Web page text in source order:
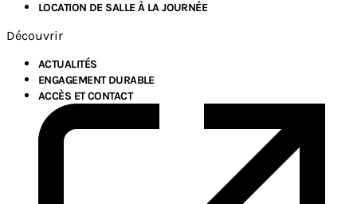
LOCATION DE SALLE À LA JOURNÉE
Découvrir
ACTUALITÉS
ENGAGEMENT DURABLE
ACCÈS ET CONTACT